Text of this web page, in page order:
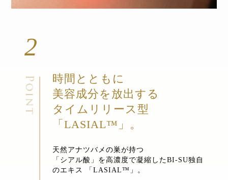
2
時間とともに
美容成分を放出する
タイムリリース型
「LASIAL™」。
天然アナツバメの巣が持つ
「シアル酸」を高濃度で凝縮したBI-SU独自
のエキス 「LASIAL™」。